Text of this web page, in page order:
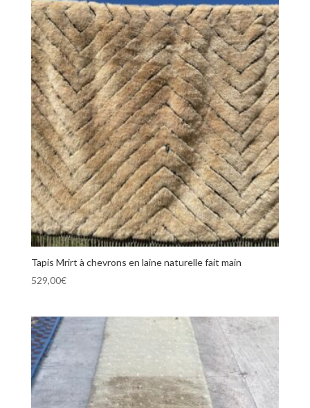
Tapis Mrirt à chevrons en laine naturelle fait main
529,00€